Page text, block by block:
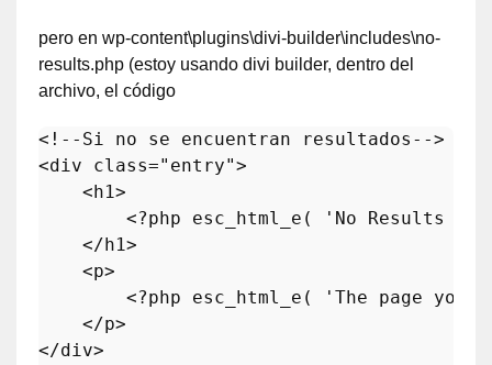
pero en wp-content\plugins\divi-builder\includes\no-
results.php (estoy usando divi builder, dentro del
archivo, el código
<!--Si no se encuentran resultados-->
<div class="entry">
<h1>
<?php
esc_html_e (
'No Results
</h1>
<p>
<?php
esc_html_e (
'The page
</p>
</div>